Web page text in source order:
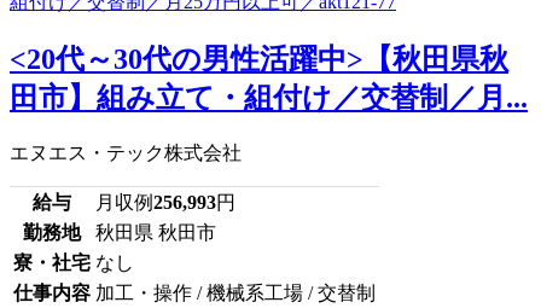
<20代～30代の男性活躍中>【秋田県秋
田市】組み立て・組付け／交替制／月...
エヌエス・テック株式会社
給与 月収例256,993円
勤務地
秋田県 秋田市
寮・社宅 なし
仕事内容 加工・操作 / 機械系工場 / 交替制